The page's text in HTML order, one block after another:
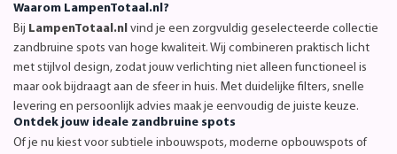
Waarom LampenTotaal.nl?
Bij LampenTotaal.nl vind je een zorgvuldig geselecteerde collectie
zandbruine spots van hoge kwaliteit. Wij combineren praktisch licht
met stijlvol design, zodat jouw verlichting niet alleen functioneel is
maar ook bijdraagt aan de sfeer in huis. Met duidelijke filters, snelle
levering en persoonlijk advies maak je eenvoudig de juiste keuze.
Ontdek jouw ideale zandbruine spots
Of je nu kiest voor subtiele inbouwspots, moderne opbouwspots of